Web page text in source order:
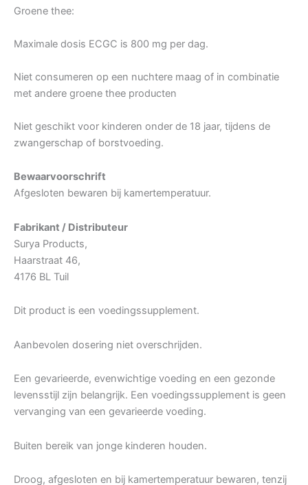
Groene thee:
Maximale dosis ECGC is 800 mg per dag.
Niet consumeren op een nuchtere maag of in combinatie
met andere groene thee producten
Niet geschikt voor kinderen onder de 18 jaar, tijdens de
zwangerschap of borstvoeding.
Bewaarvoorschrift
Afgesloten bewaren bij kamertemperatuur.
Fabrikant / Distributeur
Surya Products,
Haarstraat 46,
4176 BL Tuil
Dit product is een voedingssupplement.
Aanbevolen dosering niet overschrijden.
Een gevarieerde, evenwichtige voeding en een gezonde
levensstijl zijn belangrijk. Een voedingssupplement is geen
vervanging van een gevarieerde voeding.
Buiten bereik van jonge kinderen houden.
Droog, afgesloten en bij kamertemperatuur bewaren, tenzij